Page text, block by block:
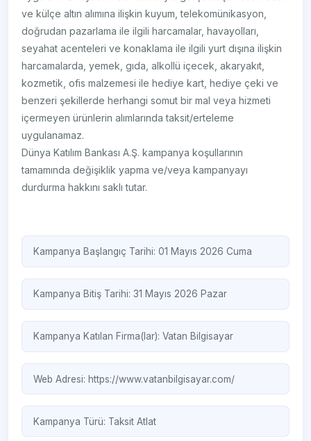
ve külçe altın alımına ilişkin kuyum, telekomünikasyon,
doğrudan pazarlama ile ilgili harcamalar, havayolları,
seyahat acenteleri ve konaklama ile ilgili yurt dışına ilişkin
harcamalarda, yemek, gıda, alkollü içecek, akaryakıt,
kozmetik, ofis malzemesi ile hediye kart, hediye çeki ve
benzeri şekillerde herhangi somut bir mal veya hizmeti
içermeyen ürünlerin alımlarında taksit/erteleme
uygulanamaz.
Dünya Katılım Bankası A.Ş. kampanya koşullarının
tamamında değişiklik yapma ve/veya kampanyayı
durdurma hakkını saklı tutar.
Kampanya Başlangıç Tarihi: 01 Mayıs 2026 Cuma
Kampanya Bitiş Tarihi: 31 Mayıs 2026 Pazar
Kampanya Katılan Firma(lar):Vatan Bilgisayar
Web Adresi:https://www.vatanbilgisayar.com/
Kampanya Türü: Taksit Atlat